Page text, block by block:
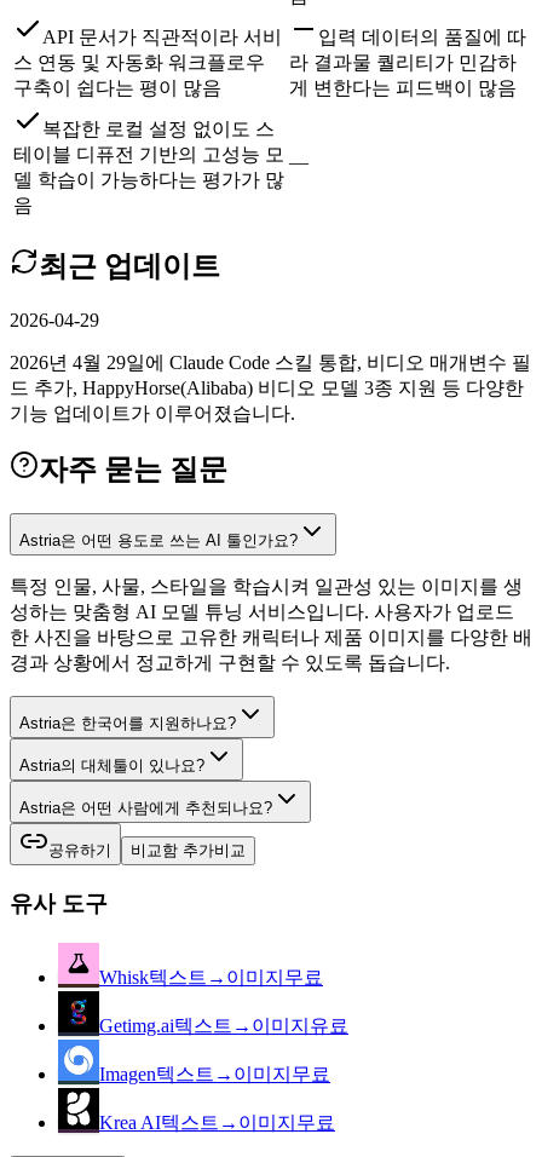
API 문서가 직관적이라 서비
스 연동 및 자동화 워크플로우
구축이 쉽다는 평이 많음
입력 데이터의 품질에 따
라 결과물 퀄리티가 민감하
게 변한다는 피드백이 많음
복잡한 로컬 설정 없이도 스
테이블 디퓨전 기반의 고성능 모
델 학습이 가능하다는 평가가 많
음
—
최근 업데이트
2026-04-29
2026년 4월 29일에 Claude Code 스킬 통합, 비디오 매개변수 필
드 추가, HappyHorse(Alibaba) 비디오 모델 3종 지원 등 다양한
기능 업데이트가 이루어졌습니다.
자주 묻는 질문
Astria은 어떤 용도로 쓰는 AI 툴인가요?
특정 인물, 사물, 스타일을 학습시켜 일관성 있는 이미지를 생
성하는 맞춤형 AI 모델 튜닝 서비스입니다. 사용자가 업로드
한 사진을 바탕으로 고유한 캐릭터나 제품 이미지를 다양한 배
경과 상황에서 정교하게 구현할 수 있도록 돕습니다.
Astria은 한국어를 지원하나요?
Astria의 대체툴이 있나요?
Astria은 어떤 사람에게 추천되나요?
공유하기 비교함 추가비교
유사 도구
Whisk텍스트→이미지 무료
Getimg.ai텍스트→이미지 유료
Imagen텍스트→이미지 무료
Krea AI텍스트→이미지 무료